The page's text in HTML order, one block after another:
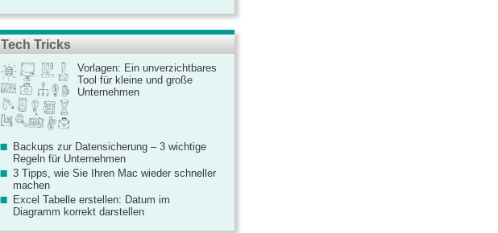
Tech Tricks
Vorlagen: Ein unverzichtbares
Tool für kleine und große
Unternehmen
Backups zur Datensicherung – 3 wichtige
Regeln für Unternehmen
3 Tipps, wie Sie Ihren Mac wieder schneller
machen
Excel Tabelle erstellen: Datum im
Diagramm korrekt darstellen